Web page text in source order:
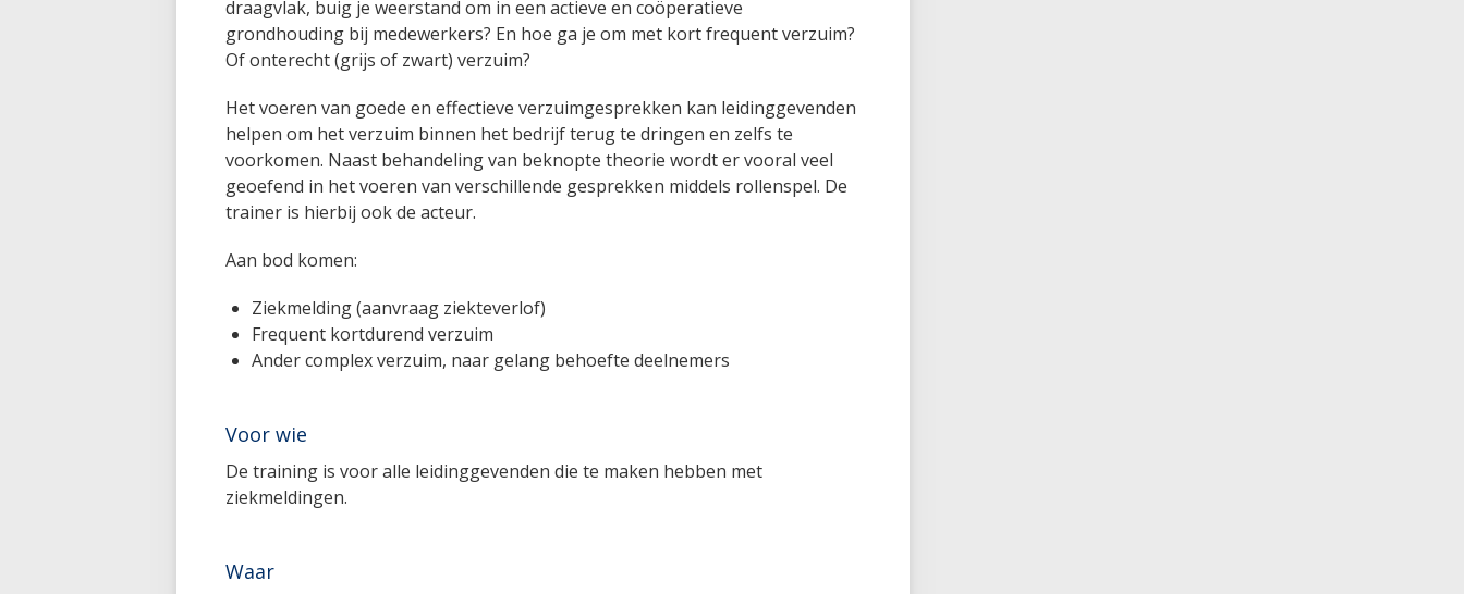
draagvlak, buig je weerstand om in een actieve en coöperatieve
grondhouding bij medewerkers? En hoe ga je om met kort frequent verzuim?
Of onterecht (grijs of zwart) verzuim?
Het voeren van goede en effectieve verzuimgesprekken kan leidinggevenden
helpen om het verzuim binnen het bedrijf terug te dringen en zelfs te
voorkomen. Naast behandeling van beknopte theorie wordt er vooral veel
geoefend in het voeren van verschillende gesprekken middels rollenspel. De
trainer is hierbij ook de acteur.
Aan bod komen:
Ziekmelding (aanvraag ziekteverlof)
Frequent kortdurend verzuim
Ander complex verzuim, naar gelang behoefte deelnemers
Voor wie
De training is voor alle leidinggevenden die te maken hebben met
ziekmeldingen.
Waar